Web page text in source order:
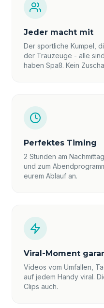
Jeder macht mit
Der sportliche Kumpel,
der Trauzeuge - alle
haben Spaß. Kein
Perfektes Timing
2 Stunden am
und zum
eurem Ablauf an.
Viral-Moment
Videos vom Umfallen,
auf jedem Handy viral.
Clips auch.